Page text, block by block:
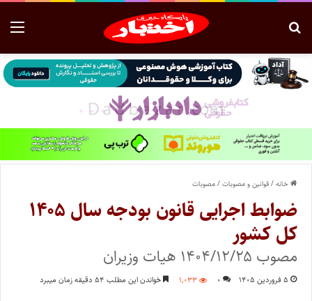
خانه/قوانین و مصوبات/مصوبات
ضوابط اجرایی قانون بودجه سال ۱۴۰۵
کل کشور
مصوب ۱۴۰۴/۱۲/۲۵ هیات وزیران
۵ فروردین ۱۴۰۵ ۰ ۱,۰۳۳ خواندن این مطلب ۵۴ دقیقه زمان میبرد